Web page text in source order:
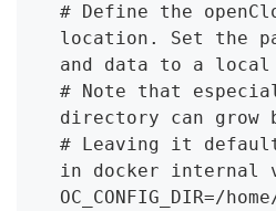
# Define the
location. Set the
and data to a local
# Note that
directory can grow
# Leaving it
in docker internal
OC_CONFIG_DIR=/